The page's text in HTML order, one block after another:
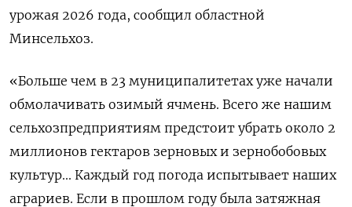
урожая 2026 года, сообщил областной
Минсельхоз.
«Больше чем в 23 муниципалитетах уже ​начали
обмолачивать озимый ​ячмень. ​Всего же нашим
⁠сельхозпредприятиям предстоит убрать около ‌2
миллионов гектаров ‌зерновых и зернобобовых
культур... Каждый год погода испытывает ​наших
аграриев. Если в прошлом ‌году была затяжная